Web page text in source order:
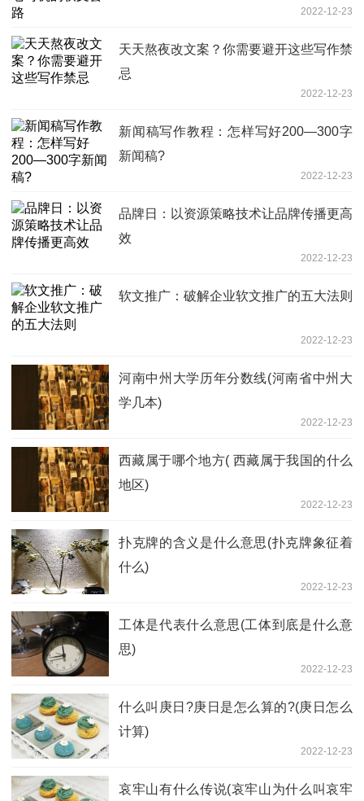
2022-12-23
天天熬夜改文案？你需要避开这些写作禁
忌
2022-12-23
新闻稿写作教程：怎样写好200—300字
新闻稿?
2022-12-23
品牌日：以资源策略技术让品牌传播更高
效
2022-12-23
软文推广：破解企业软文推广的五大法则
2022-12-23
河南中州大学历年分数线(河南省中州大
学几本)
2022-12-23
西藏属于哪个地方( 西藏属于我国的什么
地区)
2022-12-23
扑克牌的含义是什么意思(扑克牌象征着
什么)
2022-12-23
工体是代表什么意思(工体到底是什么意
思)
2022-12-23
什么叫庚日?庚日是怎么算的?(庚日怎么
计算)
2022-12-23
哀牢山有什么传说(哀牢山为什么叫哀牢